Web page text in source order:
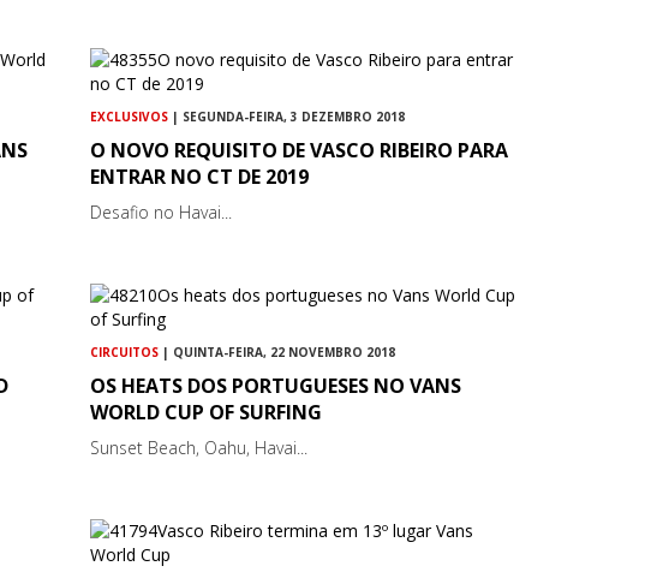
EXCLUSIVOS | SEGUNDA-FEIRA, 3 DEZEMBRO 2018
O NOVO REQUISITO DE VASCO RIBEIRO PARA
ENTRAR NO CT DE 2019
Desafio no Havai...
CIRCUITOS | QUINTA-FEIRA, 22 NOVEMBRO 2018
OS HEATS DOS PORTUGUESES NO VANS
WORLD CUP OF SURFING
Sunset Beach, Oahu, Havai...